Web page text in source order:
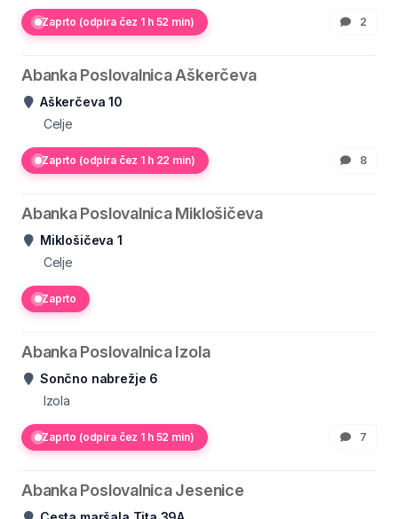
Zaprto (odpira čez 1 h 52 min) 2
Abanka Poslovalnica Aškerčeva
Aškerčeva 10
Celje
Zaprto (odpira čez 1 h 22 min) 8
Abanka Poslovalnica Miklošičeva
Miklošičeva 1
Celje
Zaprto
Abanka Poslovalnica Izola
Sončno nabrežje 6
Izola
Zaprto (odpira čez 1 h 52 min) 7
Abanka Poslovalnica Jesenice